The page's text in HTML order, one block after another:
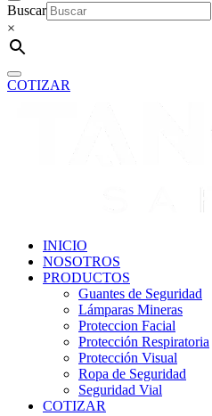
Buscar
×
COTIZAR
INICIO
NOSOTROS
PRODUCTOS
Guantes de Seguridad
Lámparas Mineras
Proteccion Facial
Protección Respiratoria
Protección Visual
Ropa de Seguridad
Seguridad Vial
COTIZAR